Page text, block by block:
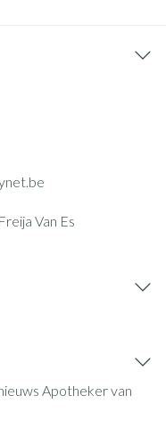
Van Es
Apotheker van